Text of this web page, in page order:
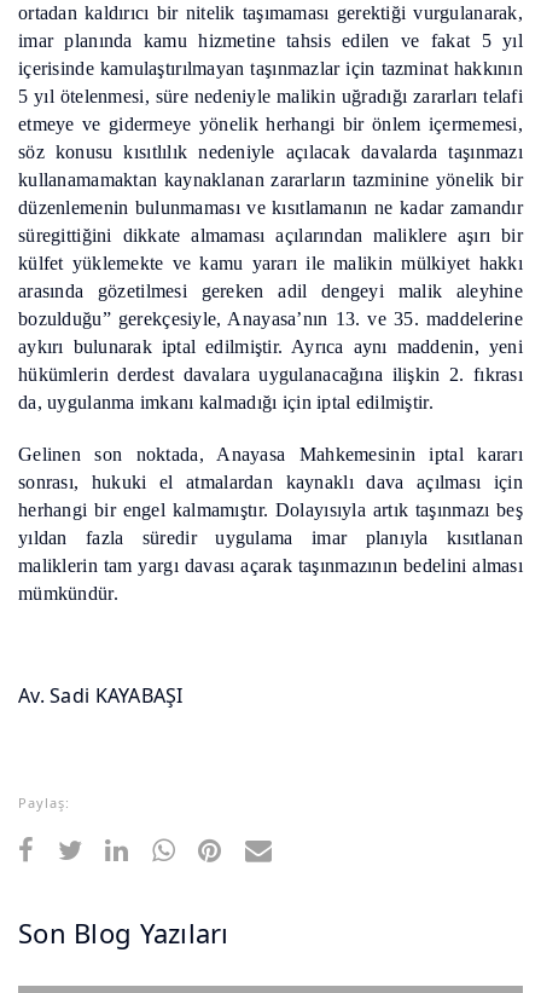
ortadan kaldırıcı bir nitelik taşımaması gerektiği vurgulanarak,
imar planında kamu hizmetine tahsis edilen ve fakat 5 yıl
içerisinde kamulaştırılmayan taşınmazlar için tazminat hakkının
5 yıl ötelenmesi, süre nedeniyle malikin uğradığı zararları telafi
etmeye ve gidermeye yönelik herhangi bir önlem içermemesi,
söz konusu kısıtlılık nedeniyle açılacak davalarda taşınmazı
kullanamamaktan kaynaklanan zararların tazminine yönelik bir
düzenlemenin bulunmaması ve kısıtlamanın ne kadar zamandır
süregittiğini dikkate almaması açılarından maliklere aşırı bir
külfet yüklemekte ve kamu yararı ile malikin mülkiyet hakkı
arasında gözetilmesi gereken adil dengeyi malik aleyhine
bozulduğu” gerekçesiyle, Anayasa’nın 13. ve 35. maddelerine
aykırı bulunarak iptal edilmiştir. Ayrıca aynı maddenin, yeni
hükümlerin derdest davalara uygulanacağına ilişkin 2. fıkrası
da, uygulanma imkanı kalmadığı için iptal edilmiştir.
Gelinen son noktada, Anayasa Mahkemesinin iptal kararı
sonrası, hukuki el atmalardan kaynaklı dava açılması için
herhangi bir engel kalmamıştır. Dolayısıyla artık taşınmazı beş
yıldan fazla süredir uygulama imar planıyla kısıtlanan
maliklerin tam yargı davası açarak taşınmazının bedelini alması
mümkündür.
Av. Sadi KAYABAŞI
Paylaş:
Son Blog Yazıları